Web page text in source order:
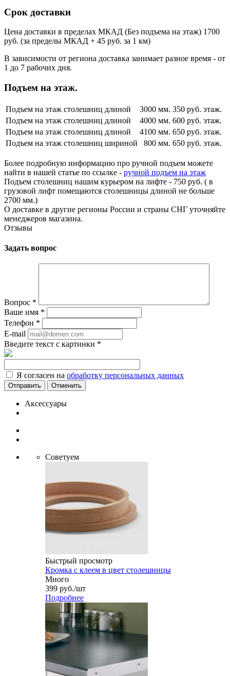
Срок доставки
Цена доставки в пределах МКАД (Без подъема на этаж) 1700
руб. (за пределы МКАД + 45 руб. за 1 км)
В зависимости от региона доставка занимает разное время - от
1 до 7 рабочих дня.
Подъем на этаж.
Подъем на этаж столешниц длиной 3000 мм. 350 руб. этаж.
Подъем на этаж столешниц длиной
4000 мм. 600 руб. этаж.
Подъем на этаж столешниц длиной
4100 мм. 650 руб. этаж.
Подъем на этаж столешниц шириной
800 мм. 650 руб. этаж.
Более подробную информацию про ручной подъем можете
найти в нашей статье по ссылке - ручной подъем на этаж
Подъем столешниц нашим курьером на лифте - 750 руб. ( в
грузовой лифт помещаются столешницы длиной не больше
2700 мм.)
О доставке в другие регионы России и страны СНГ уточняйте
менеджеров магазина.
Отзывы
Задать вопрос
Вопрос *
Ваше имя *
Телефон *
E-mail
Введите текст с картинки *
Я согласен на обработку персональных данных
Отменить
Аксессуары
Советуем
Быстрый просмотр
Кромка с клеем в цвет столешницы
Много
399 руб./шт
Подробнее